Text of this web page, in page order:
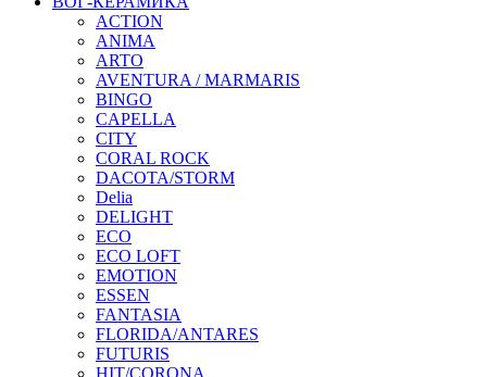
ACTION
ANIMA
ARTO
AVENTURA / MARMARIS
BINGO
CAPELLA
CITY
CORAL ROCK
DACOTA/STORM
Delia
DELIGHT
ECO
ECO LOFT
EMOTION
ESSEN
FANTASIA
FLORIDA/ANTARES
FUTURIS